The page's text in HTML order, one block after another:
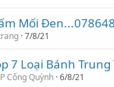
Mối
7/8/21
7 Loại Bánh
Cống Quỳnh 6/8/21